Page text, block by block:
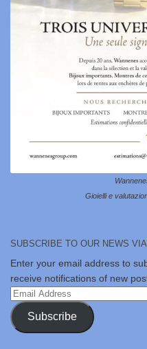
Gioielli e
SUBSCRIBE TO OUR NEWS VIA
Enter your email address to
receive notifications of new
Email
Address
Subscribe